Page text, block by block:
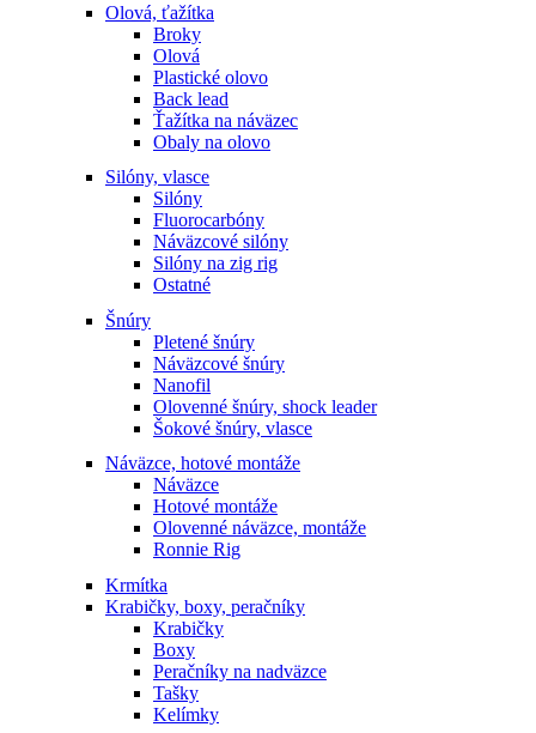
Olová, ťažítka
Broky
Olová
Plastické olovo
Back lead
Ťažítka na náväzec
Obaly na olovo
Silóny, vlasce
Silóny
Fluorocarbóny
Náväzcové silóny
Silóny na zig rig
Ostatné
Šnúry
Pletené šnúry
Náväzcové šnúry
Nanofil
Olovenné šnúry, shock leader
Šokové šnúry, vlasce
Náväzce, hotové montáže
Náväzce
Hotové montáže
Olovenné náväzce, montáže
Ronnie Rig
Krmítka
Krabičky, boxy, peračníky
Krabičky
Boxy
Peračníky na nadväzce
Tašky
Kelímky